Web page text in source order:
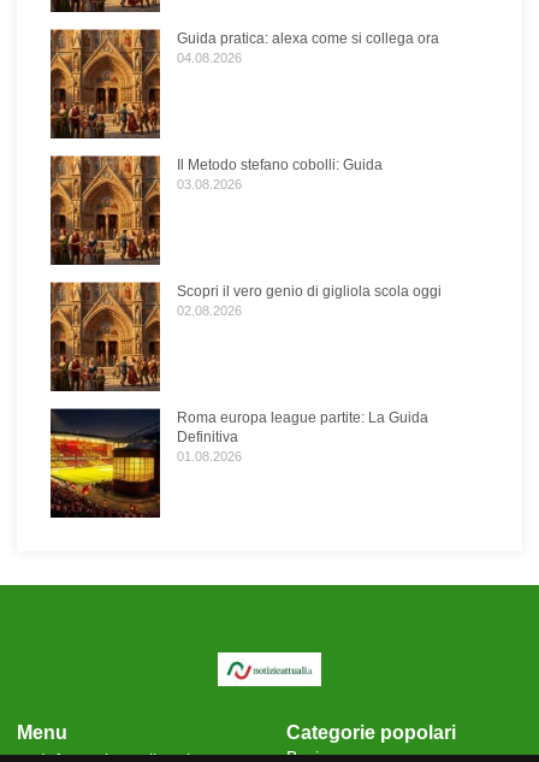
Guida pratica: alexa come si collega ora
04.08.2026
Il Metodo stefano cobolli: Guida
03.08.2026
Scopri il vero genio di gigliola scola oggi
02.08.2026
Roma europa league partite: La Guida
Definitiva
01.08.2026
Menu Categorie popolari
Business